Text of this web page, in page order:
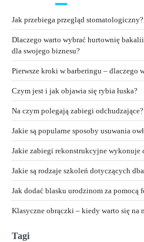
Jak przebiega przegląd stomatologiczny?
Dlaczego warto wybrać hurtownię
dla swojego biznesu?
Pierwsze kroki w barberingu – dlaczego
Czym jest i jak objawia się rybia łuska?
Na czym polegają zabiegi odchudzające?
Jakie są popularne sposoby usuwania
Jakie zabiegi rekonstrukcyjne wykonuje
Jakie są rodzaje szkoleń dotyczących
Jak dodać blasku urodzinom za pomocą
Klasyczne obrączki – kiedy warto się na
Tagi